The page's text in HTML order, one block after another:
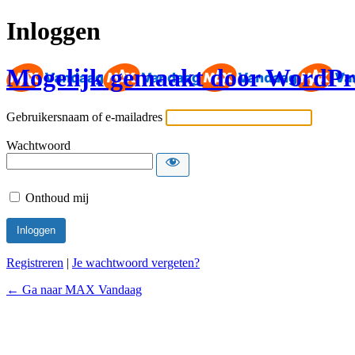
Inloggen
Mogelijk gemaakt door
Gebruikersnaam of e-mailadres
Wachtwoord
Onthoud mij
Registreren | Je wachtwoord vergeten?
← Ga naar MAX Vandaag